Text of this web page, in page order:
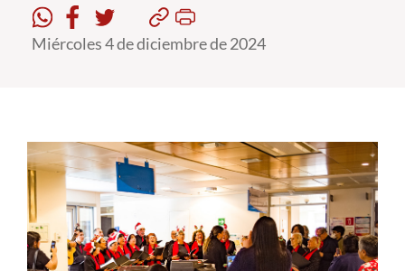
Vinculación con el Medio
Postgrado
Formación Continua
Estudiantes
Miércoles 4 de diciembre de 2024